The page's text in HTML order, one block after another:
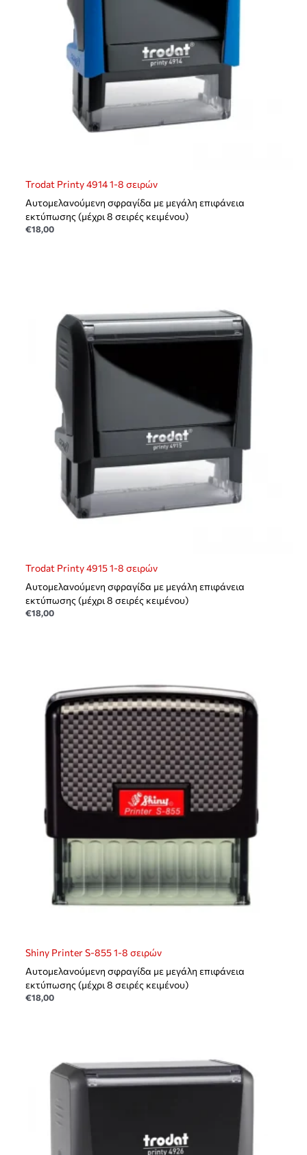
Trodat Printy 4914 1-8 σειρών
Αυτομελανούμενη σφραγίδα με μεγάλη επιφάνεια
εκτύπωσης (μέχρι 8 σειρές κειμένου)
€18,00
Trodat Printy 4915 1-8 σειρών
Αυτομελανούμενη σφραγίδα με μεγάλη επιφάνεια
εκτύπωσης (μέχρι 8 σειρές κειμένου)
€18,00
Shiny Printer S-855 1-8 σειρών
Αυτομελανούμενη σφραγίδα με μεγάλη επιφάνεια
εκτύπωσης (μέχρι 8 σειρές κειμένου)
€18,00